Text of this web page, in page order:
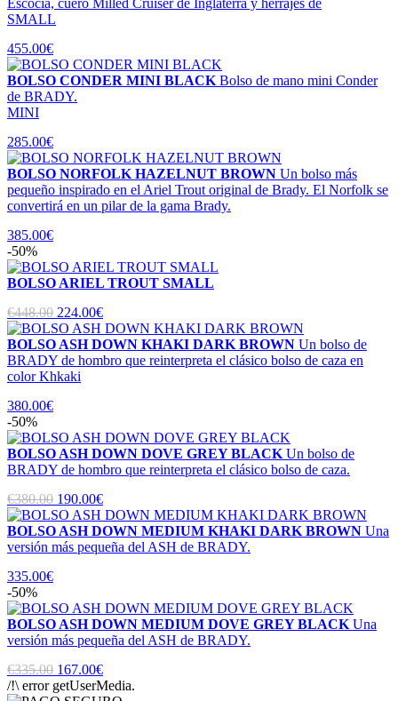
SMALL
455.00€
BOLSO CONDER MINI BLACK Bolso de mano mini Conder
de BRADY.
MINI
285.00€
BOLSO NORFOLK HAZELNUT BROWN Un bolso más
pequeño inspirado en el Ariel Trout original de Brady. El Norfolk se
convertirá en un pilar de la gama Brady.
385.00€
-50%
BOLSO ARIEL TROUT SMALL
€448.00 224.00€
BOLSO ASH DOWN KHAKI DARK BROWN Un bolso de
BRADY de hombro que reinterpreta el clásico bolso de caza en
color Khkaki
380.00€
-50%
BOLSO ASH DOWN DOVE GREY BLACK Un bolso de
BRADY de hombro que reinterpreta el clásico bolso de caza.
€380.00 190.00€
BOLSO ASH DOWN MEDIUM KHAKI DARK BROWN Una
versión más pequeña del ASH de BRADY.
335.00€
-50%
BOLSO ASH DOWN MEDIUM DOVE GREY BLACK Una
versión más pequeña del ASH de BRADY.
€335.00 167.00€
/!\ error getUserMedia.